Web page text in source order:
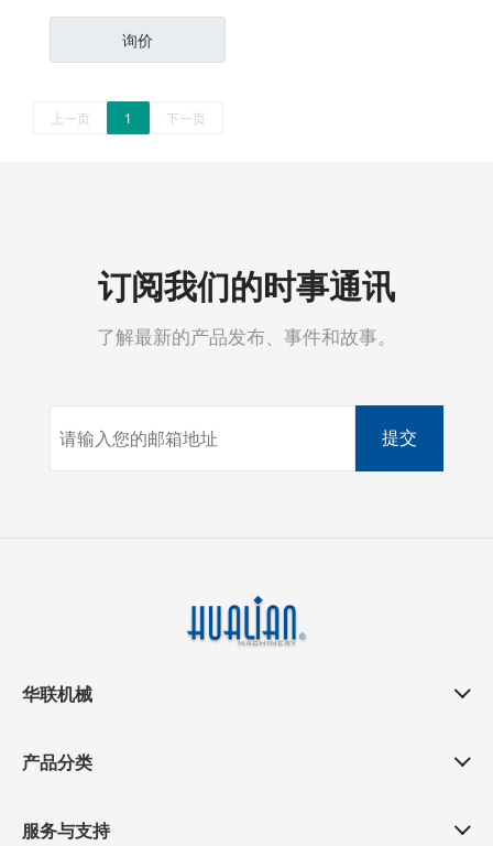
询价
上一页 1 下一页
订阅我们的时事通讯
了解最新的产品发布、事件和故事。
提交
华联机械
产品分类
服务与支持